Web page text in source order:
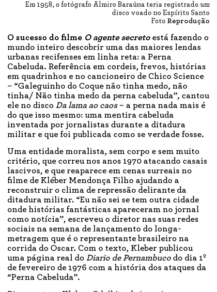
Em 1958, o fotógrafo Almiro Baraúna teria registrado um
disco voado no Espírito Santo
Foto Reprodução
O sucesso do filme O agente secreto está fazendo o
mundo inteiro descobrir uma das maiores lendas
urbanas recifenses em linha reta: a Perna
Cabeluda. Referência em cordeis, frevos, histórias
em quadrinhos e no cancioneiro de Chico Science
– “Galeguinho do Coque não tinha medo, não
tinha/ Não tinha medo da perna cabeluda”, cantou
ele no disco Da lama ao caos– a perna nada mais é
do que isso mesmo: uma mentira cabeluda
inventada por jornalistas durante a ditadura
militar e que foi publicada como se verdade fosse.
Uma entidade moralista, sem corpo e sem muito
critério, que correu nos anos 1970 atacando casais
lascivos, e que reaparece em cenas surreais no
filme de Kléber Mendonça Filho ajudando a
reconstruir o clima de repressão delirante da
ditadura militar. “Eu não sei se tem outra cidade
onde histórias fantásticas apareceram no jornal
como notícia”, escreveu o diretor nas suas redes
sociais na semana de lançamento do longa-
metragem que é o representante brasileiro na
corrida do Oscar. Com o texto, Kleber publicou
uma página real do Diario de Pernambuco do dia 1º
de fevereiro de 1976 com a história dos ataques da
“Perna Cabeluda”.